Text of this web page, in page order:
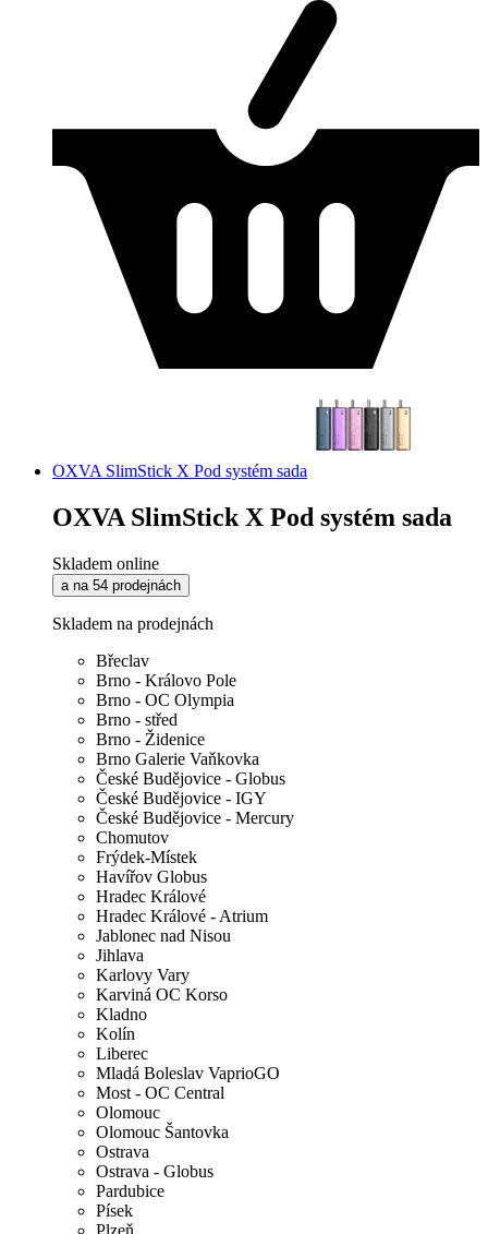
OXVA SlimStick X Pod systém sada
OXVA SlimStick X Pod systém sada
Skladem online
a na 54 prodejnách
Skladem na prodejnách
Břeclav
Brno - Královo Pole
Brno - OC Olympia
Brno - střed
Brno - Židenice
Brno Galerie Vaňkovka
České Budějovice - Globus
České Budějovice - IGY
České Budějovice - Mercury
Chomutov
Frýdek-Místek
Havířov Globus
Hradec Králové
Hradec Králové - Atrium
Jablonec nad Nisou
Jihlava
Karlovy Vary
Karviná OC Korso
Kladno
Kolín
Liberec
Mladá Boleslav VaprioGO
Most - OC Central
Olomouc
Olomouc Šantovka
Ostrava
Ostrava - Globus
Pardubice
Písek
Plzeň